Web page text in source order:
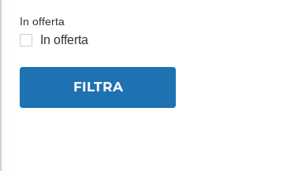
In offerta
In offerta
FILTRA